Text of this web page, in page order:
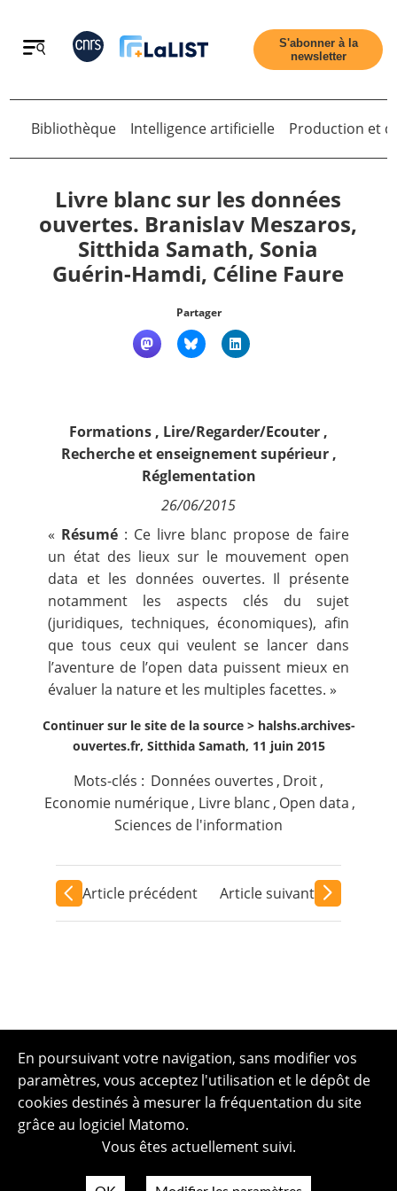
Retour
Qui sommes nous ?
Nous suivre
S'abonner à la
newsletter
Retour
Bibliothèque Intelligence artificielle Production et
Livre blanc sur les données
ouvertes. Branislav Meszaros,
Sitthida Samath, Sonia
Guérin-Hamdi, Céline Faure
Partager
Formations , Lire/Regarder/Ecouter ,
Recherche et enseignement supérieur,
Réglementation
26/06/2015
« Résumé : Ce livre blanc propose de faire
un état des lieux sur le mouvement open
data et les données ouvertes. Il présente
notamment les aspects clés du sujet
(juridiques, techniques, économiques), afin
que tous ceux qui veulent se lancer dans
l’aventure de l’open data puissent mieux en
évaluer la nature et les multiples facettes. »
Continuer sur le site de la source > halshs.archives-
ouvertes.fr, Sitthida Samath, 11 juin 2015
Mots-clés : Données ouvertes , Droit,
Economie numérique, Livre blanc , Open data ,
Sciences de l'information
Article précédent Article suivant
En poursuivant votre navigation, sans modifier vos
paramètres, vous acceptez l'utilisation et le dépôt de
cookies destinés à mesurer la fréquentation du site
grâce au logiciel Matomo.
Vous êtes actuellement suivi.